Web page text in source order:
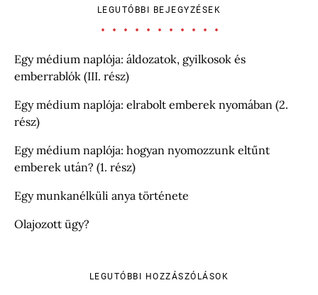
LEGUTÓBBI BEJEGYZÉSEK
Egy médium naplója: áldozatok, gyilkosok és
emberrablók (III. rész)
Egy médium naplója: elrabolt emberek nyomában (2.
rész)
Egy médium naplója: hogyan nyomozzunk eltűnt
emberek után? (1. rész)
Egy munkanélküli anya története
Olajozott ügy?
LEGUTÓBBI HOZZÁSZÓLÁSOK